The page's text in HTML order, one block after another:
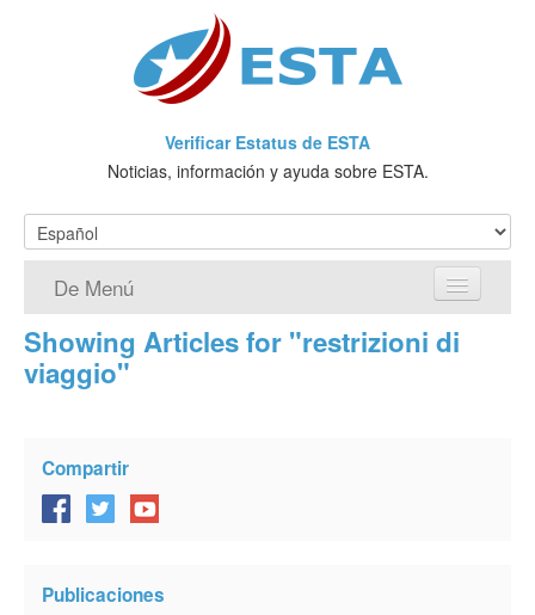
Verificar Estatus de ESTA
Noticias, información y ayuda sobre ESTA.
De Menú
Página de inicio
Solicitud ESTA
VWP
ESTA Información
Showing Articles for "restrizioni di
viaggio"
Compartir
Publicaciones